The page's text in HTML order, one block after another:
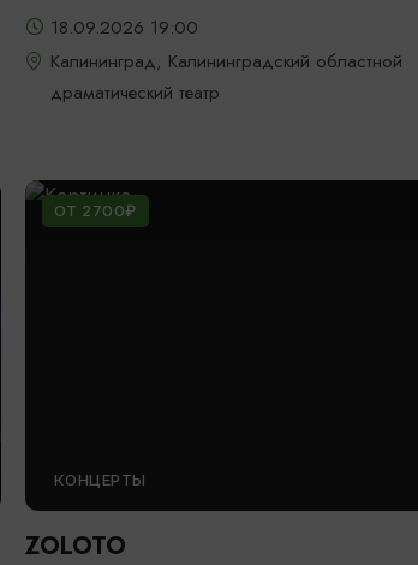
18.09.2026 19:00
Калининград, Калининградский областной
драматический театр
ОТ 2700₽
КОНЦЕРТЫ
ZOLOTO